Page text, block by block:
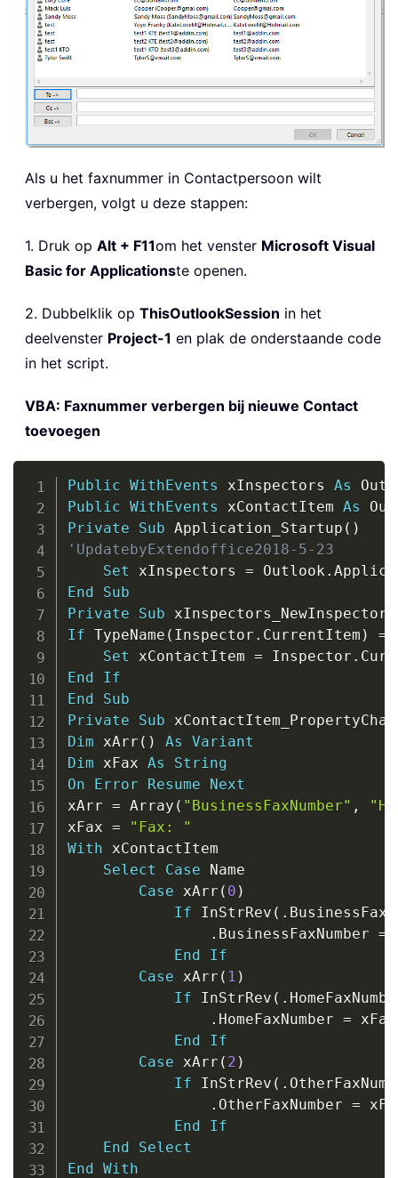
Als u het faxnummer in Contactpersoon wilt
verbergen, volgt u deze stappen:
1. Druk op Alt + F11om het venster Microsoft Visual
Basic for Applicationste openen.
2. Dubbelklik op ThisOutlookSession in het
deelvenster Project-1 en plak de onderstaande code
in het script.
VBA: Faxnummer verbergen bij nieuwe Contact
toevoegen
Public WithEvents xInspectors As
Public WithEvents xContactItem As
Private
Sub Application_Startup ( )
'UpdatebyExtendoffice2018-5-23
Set xInspectors = Outlook .
End
Sub
Private
Sub xInspectors_NewInspector
If TypeName ( Inspector . CurrentItem ) =
Set xContactItem = Inspector .
End
If
End
Sub
Private
Sub
Dim xArr ( ) As
Variant
Dim xFax As
String
On
Error Resume
Next
xArr = Array ( "BusinessFaxNumber" ,
xFax =
"Fax: "
With xContactItem
Select
Case Name
Case xArr ( 0 )
If InStrRev ( .
. BusinessFaxNumber =
End
If
Case xArr ( 1 )
If InStrRev ( .
. HomeFaxNumber =
End
If
Case xArr ( 2 )
If InStrRev ( .
. OtherFaxNumber =
End
If
End
Select
End With
Copy